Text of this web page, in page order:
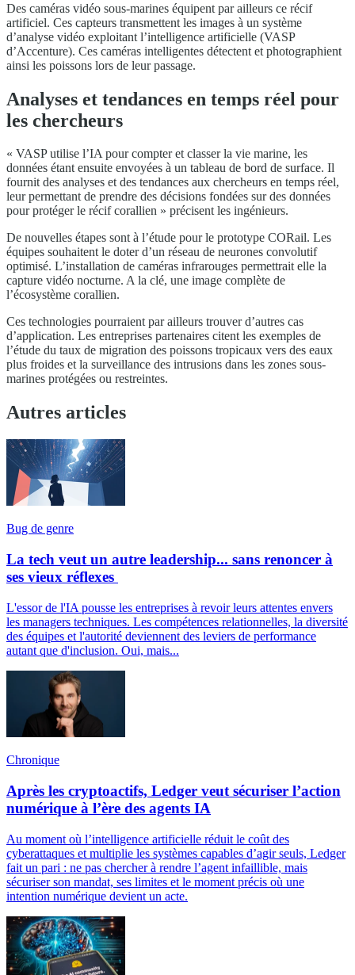
Des caméras vidéo sous-marines équipent par ailleurs ce récif
artificiel. Ces capteurs transmettent les images à un système
d’analyse vidéo exploitant l’intelligence artificielle (VASP
d’Accenture). Ces caméras intelligentes détectent et photographient
ainsi les poissons lors de leur passage.
Analyses et tendances en temps réel pour
les chercheurs
« VASP utilise l’IA pour compter et classer la vie marine, les
données étant ensuite envoyées à un tableau de bord de surface. Il
fournit des analyses et des tendances aux chercheurs en temps réel,
leur permettant de prendre des décisions fondées sur des données
pour protéger le récif corallien » précisent les ingénieurs.
De nouvelles étapes sont à l’étude pour le prototype CORail. Les
équipes souhaitent le doter d’un réseau de neurones convolutif
optimisé. L’installation de caméras infrarouges permettrait elle la
capture vidéo nocturne. A la clé, une image complète de
l’écosystème corallien.
Ces technologies pourraient par ailleurs trouver d’autres cas
d’application. Les entreprises partenaires citent les exemples de
l’étude du taux de migration des poissons tropicaux vers des eaux
plus froides et la surveillance des intrusions dans les zones sous-
marines protégées ou restreintes.
Autres articles
Bug de genre
La tech veut un autre leadership... sans renoncer à
ses vieux réflexes
L'essor de l'IA pousse les entreprises à revoir leurs attentes envers
les managers techniques. Les compétences relationnelles, la diversité
des équipes et l'autorité deviennent des leviers de performance
autant que d'inclusion. Oui, mais...
Chronique
Après les cryptoactifs, Ledger veut sécuriser l’action
numérique à l’ère des agents IA
Au moment où l’intelligence artificielle réduit le coût des
cyberattaques et multiplie les systèmes capables d’agir seuls, Ledger
fait un pari : ne pas chercher à rendre l’agent infaillible, mais
sécuriser son mandat, ses limites et le moment précis où une
intention numérique devient un acte.